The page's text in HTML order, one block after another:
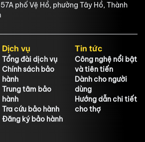
phố Vệ Hồ, phường Tây Hồ, Thành
Dịch vụ
Tổng đài dịch vụ
Chính sách bảo
hành
Trung tâm bảo
hành
Tra cứu bảo hành
Đăng ký bảo hành
Tin tức
Công nghệ nổi bật
và tiên tiến
Dành cho người
dùng
Hướng dẫn chi tiết
cho thợ